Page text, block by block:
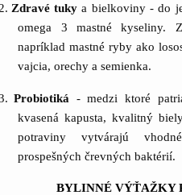
Zdravé tukya bielkoviny - do
omega 3 mastné kyseliny.
napríklad mastné ryby ako
vajcia, orechy a semienka.
Probiotiká - medzi ktoré
kvasená kapusta, kvalitný
potraviny vytvárajú
prospešných črevných baktérií.
BYLINNÉ VÝŤAŽKY